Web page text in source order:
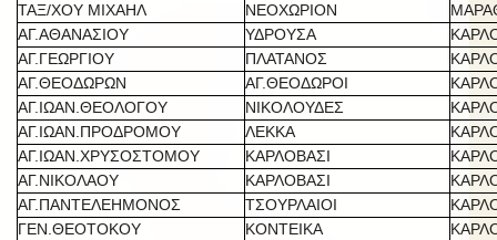
ΤΑΞ/ΧΟΥ ΜΙΧΑΗΛ
ΝΕΟΧΩΡΙΟΝ
ΑΓ.ΑΘΑΝΑΣΙΟΥ
ΥΔΡΟΥΣΑ
ΑΓ.ΓΕΩΡΓΙΟΥ
ΠΛΑΤΑΝΟΣ
ΑΓ.ΘΕΟΔΩΡΩΝ
ΑΓ.ΘΕΟΔΩΡΟΙ
ΑΓ.ΙΩΑΝ.ΘΕΟΛΟΓΟΥ
ΝΙΚΟΛΟΥΔΕΣ
ΑΓ.ΙΩΑΝ.ΠΡΟΔΡΟΜΟΥ
ΛΕΚΚΑ
ΑΓ.ΙΩΑΝ.ΧΡΥΣΟΣΤΟΜΟΥ
ΚΑΡΛΟΒΑΣΙ
ΑΓ.ΝΙΚΟΛΑΟΥ
ΚΑΡΛΟΒΑΣΙ
ΑΓ.ΠΑΝΤΕΛΕΗΜΟΝΟΣ
ΤΣΟΥΡΛΑΙΟΙ
ΓΕΝ.ΘΕΟΤΟΚΟΥ
ΚΟΝΤΕΙΚΑ